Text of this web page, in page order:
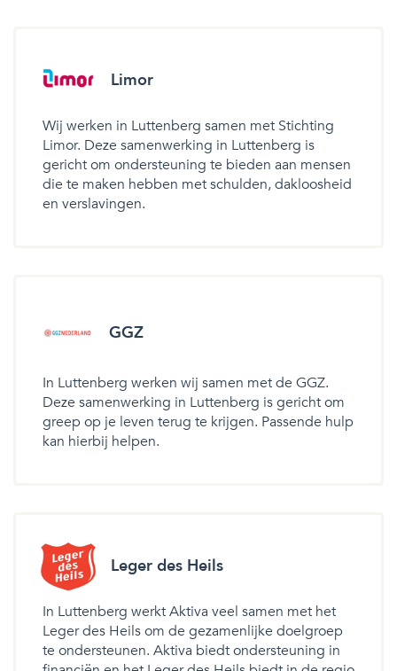
Limor
Wij werken in Luttenberg samen met Stichting
Limor. Deze samenwerking in Luttenberg is
gericht om ondersteuning te bieden aan mensen
die te maken hebben met schulden, dakloosheid
en verslavingen.
GGZ
In Luttenberg werken wij samen met de GGZ.
Deze samenwerking in Luttenberg is gericht om
greep op je leven terug te krijgen. Passende hulp
kan hierbij helpen.
Leger des Heils
In Luttenberg werkt Aktiva veel samen met het
Leger des Heils om de gezamenlijke doelgroep
te ondersteunen. Aktiva biedt ondersteuning in